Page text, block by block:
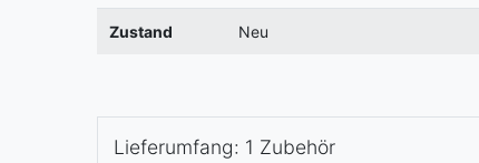
Zustand Neu
Lieferumfang: 1 Zubehör